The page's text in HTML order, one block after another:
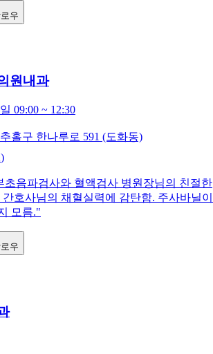
우
원 내과
09:00 ~ 12:30
홀구 한나루로 591 (도화동)
)
초음파검사와 혈액검사 병원장님의 친절한
호사님의 채혈실력에 감탄함. 주사바닐이
모름."
우